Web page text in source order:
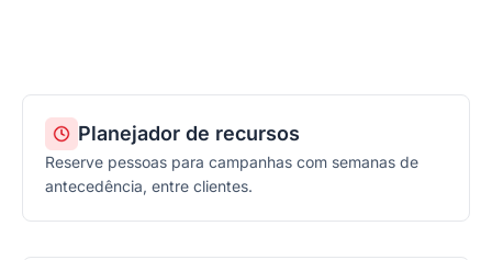
Planejador de recursos
Reserve pessoas para campanhas com semanas de
antecedência, entre clientes.